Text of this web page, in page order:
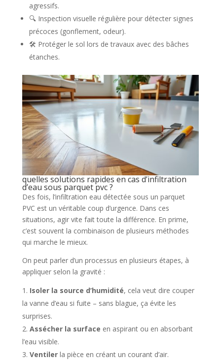
agressifs.
🔍 Inspection visuelle régulière pour détecter signes
précoces (gonflement, odeur).
🛠 Protéger le sol lors de travaux avec des bâches
étanches.
quelles solutions rapides en cas d’infiltration
d’eau sous parquet pvc ?
Des fois, l’infiltration eau détectée sous un parquet
PVC est un véritable coup d’urgence. Dans ces
situations, agir vite fait toute la différence. En prime,
c’est souvent la combinaison de plusieurs méthodes
qui marche le mieux.
On peut parler d’un processus en plusieurs étapes, à
appliquer selon la gravité :
Isoler la source d’humidité, cela veut dire couper
la vanne d’eau si fuite – sans blague, ça évite les
surprises.
Assécher la surface en aspirant ou en absorbant
l’eau visible.
Ventilerla pièce en créant un courant d’air.